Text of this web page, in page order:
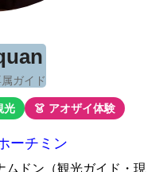
ガイド
👗 アオザイ体験
ーチミン
ムドン（観光ガイド・現